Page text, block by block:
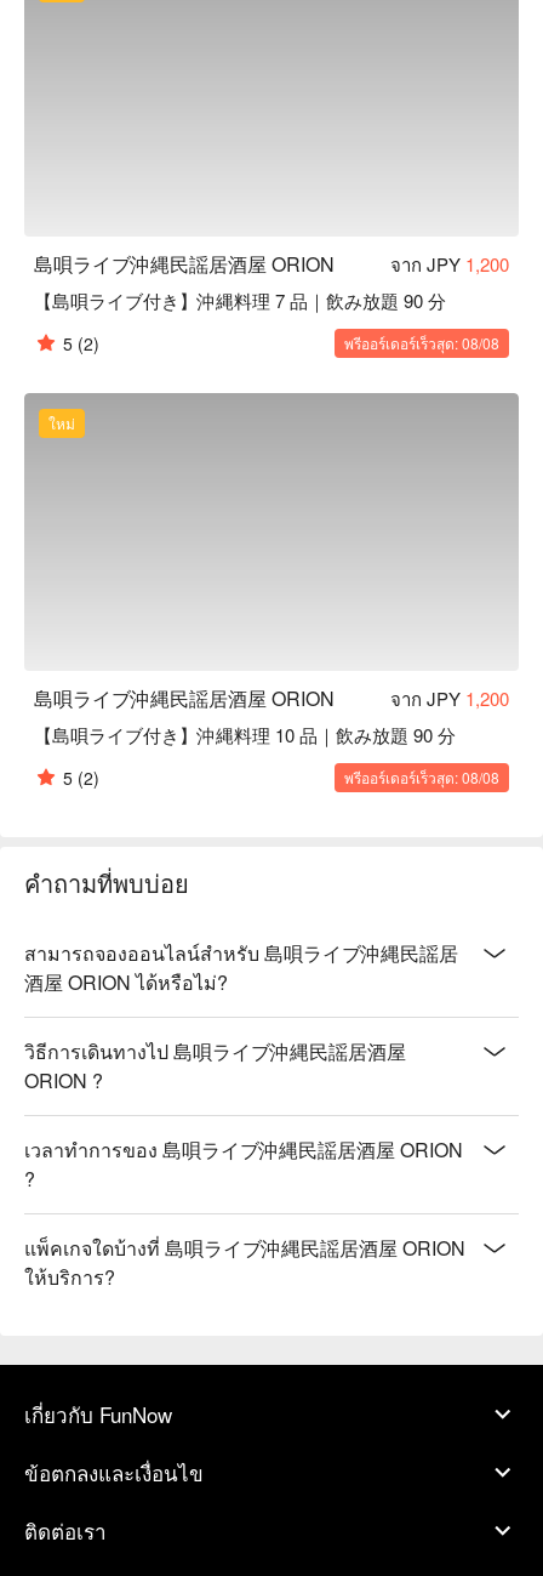
島唄ライブ沖縄民謡居酒屋 ORION จาก JPY 1,200
【島唄ライブ付き】沖縄料理 7 品｜飲み放題 90 分
5 (2) พรีออร์เดอร์เร็วสุด: 08/08
ใหม่
島唄ライブ沖縄民謡居酒屋 ORION จาก JPY 1,200
【島唄ライブ付き】沖縄料理 10 品｜飲み放題 90 分
5 (2) พรีออร์เดอร์เร็วสุด: 08/08
คำถามที่พบบ่อย
สามารถจองออนไลน์สำหรับ 島唄ライブ沖縄民謡居
酒屋 ORION ได้หรือไม่?
วิธีการเดินทางไป 島唄ライブ沖縄民謡居酒屋
ORION ?
เวลาทำการของ 島唄ライブ沖縄民謡居酒屋 ORION
?
แพ็คเกจใดบ้างที่ 島唄ライブ沖縄民謡居酒屋 ORION
ให้บริการ?
เกี่ยวกับ FunNow
ข้อตกลงและเงื่อนไข
ติดต่อเรา